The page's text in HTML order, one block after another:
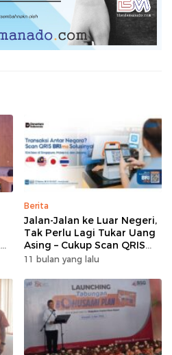
Berita
Jalan-Jalan ke Luar Negeri,
Tak Perlu Lagi Tukar Uang
Asing – Cukup Scan QRIS
Pakai BRImo
11 bulan yang lalu